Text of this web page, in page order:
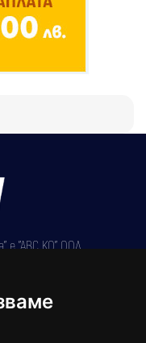
е "АВС КО" ООД,